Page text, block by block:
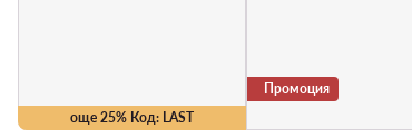
още 25% Код: LAST
Промоция